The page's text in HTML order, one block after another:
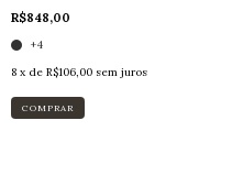
R$848,00
+4
8 x de R$106,00 sem juros
COMPRAR